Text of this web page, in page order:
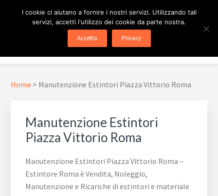
pagina
ESTINTORE ROMA
In Tutta Roma E Provincia
Menu
Home > Manutenzione Estintori Piazza Vittorio Roma
Manutenzione Estintori
Piazza Vittorio Roma
Manutenzione Estintori Piazza Vittorio Roma –
Estintore Roma è Vendita, Noleggio,
Manutenzione e Ricariche di estintori e materiale
I cookie ci aiutano a fornire i nostri servizi. Utilizzando tali
servizi, accetti l'utilizzo dei cookie da parte nostra.
Accetto Privacy